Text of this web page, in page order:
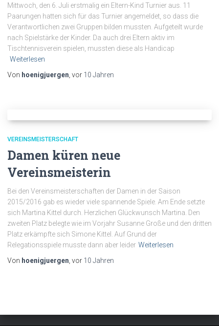
Mittwoch, den 6. Juli erstmalig ein Eltern-Kind Turnier aus. 11
Paarungen hatten sich für das Turnier angemeldet, so dass die
Verantwortlichen zwei Gruppen bilden mussten. Aufgeteilt wurde
nach Spielstärke der Kinder. Da auch drei Eltern aktiv im
Tischtennisverein spielen, mussten diese als Handicap
Weiterlesen
Von hoenigjuergen, vor 10 Jahren
VEREINSMEISTERSCHAFT
Damen küren neue
Vereinsmeisterin
Bei den Vereinsmeisterschaften der Damen in der Saison
2015/2016 gab es wieder viele spannende Spiele. Am Ende setzte
sich Martina Kittel durch. Herzlichen Glückwunsch Martina. Den
zweiten Platz belegte wie im Vorjahr Susanne Große und den dritten
Platz erkämpfte sich Simone Kittel. Auf Grund der
Relegationsspiele musste dann aber leider Weiterlesen
Von hoenigjuergen, vor 10 Jahren